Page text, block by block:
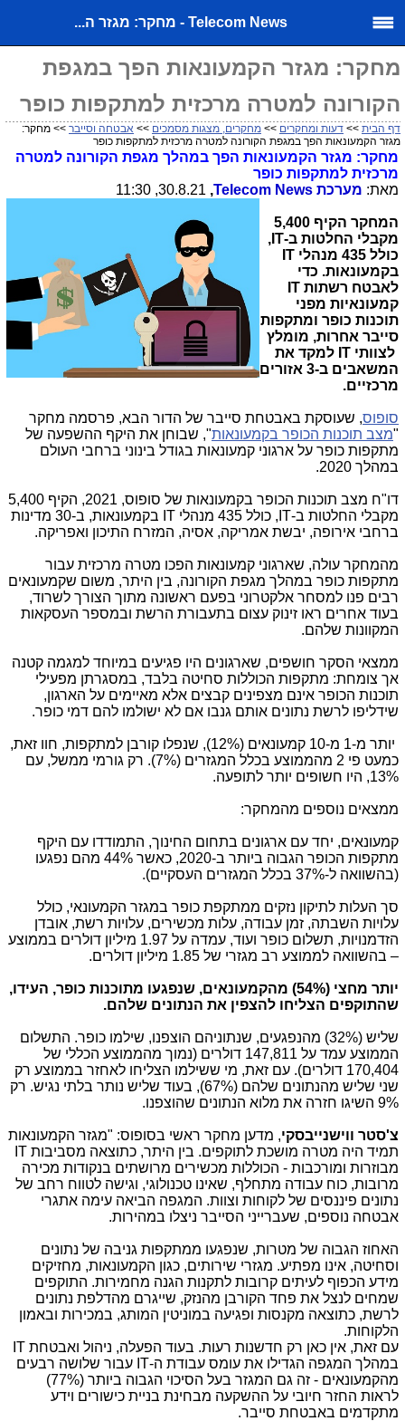
Telecom News - מחקר: מגזר ה...
מחקר: מגזר הקמעונאות הפך במגפת
הקורונה למטרה מרכזית למתקפות כופר
דף הבית >> דעות ומחקרים >> מחקרים, מצגות מסמכים >> אבטחה וסייבר >> מחקר:
מגזר הקמעונאות הפך במגפת הקורונה למטרה מרכזית למתקפות כופר
מחקר: מגזר הקמעונאות הפך במהלך מגפת הקורונה למטרה
מרכזית למתקפות כופר
מאת: מערכת Telecom News
,
המחקר הקיף 5,400
מקבלי החלטות ב-IT
,
כולל 435 מנהלי
IT
בקמעונאות. כדי
לאבטח רשתות IT
קמעונאיות מפני
תוכנות כופר ומתקפות
סייבר אחרות, מומלץ
לצוותי IT למקד את
המשאבים ב-3 אזורים
מרכזיים.
סופוס, שעוסקת באבטחת סייבר של הדור הבא, פרסמה מחקר
"מצב תוכנות הכופר בקמעונאות", שבוחן את היקף ההשפעה של
מתקפות כופר על ארגוני קמעונאות בגודל בינוני ברחבי העולם
במהלך 2020.
דו"ח מצב תוכנות הכופר בקמעונאות של סופוס, 2021, הקיף 5,400
מקבלי החלטות ב-IT , כולל 435 מנהלי IT
בקמעונאות, ב-30 מדינות
ברחבי אירופה, יבשת אמריקה, אסיה, המזרח התיכון ואפריקה.
מהמחקר עולה, שארגוני קמעונאות הפכו מטרה מרכזית עבור
מתקפות כופר במהלך מגפת הקורונה, בין היתר, משום שקמעונאים
רבים פנו למסחר אלקטרוני בפעם ראשונה מתוך הצורך לשרוד,
בעוד אחרים ראו זינוק עצום בתעבורת הרשת ובמספר העסקאות
המקוונות שלהם.
ממצאי הסקר חושפים, שארגונים היו פגיעים במיוחד למגמה קטנה
אך צומחת: מתקפות הכוללות סחיטה בלבד, במסגרתן מפעילי
תוכנות הכופר אינם מצפינים קבצים אלא מאיימים על הארגון,
שידליפו לרשת נתונים אותם גנבו אם לא ישולמו להם דמי כופר.
יותר מ-1 מ-10 קמעונאים (12%), שנפלו קורבן למתקפות, חוו זאת,
כמעט פי 2 מהממוצע בכלל המגזרים (7%). רק גורמי ממשל, עם
13%, היו חשופים יותר לתופעה.
ממצאים נוספים מהמחקר:
קמעונאים, יחד עם ארגונים בתחום החינוך, התמודדו עם היקף
מתקפות הכופר הגבוה ביותר ב-2020, כאשר 44% מהם נפגעו
(בהשוואה ל-37% בכלל המגזרים העסקיים).
סך העלות לתיקון נזקים ממתקפת כופר במגזר הקמעונאי, כולל
עלויות השבתה, זמן עבודה, עלות מכשירים, עלויות רשת, אובדן
הזדמנויות, תשלום כופר ועוד, עמדה על 1.97 מיליון דולרים בממוצע
– בהשוואה לממוצע רב מגזרי של 1.85 מיליון דולרים.
יותר מחצי (54%) מהקמעונאים, שנפגעו מתוכנות כופר, העידו,
שהתוקפים הצליחו להצפין את הנתונים שלהם.
שליש (32%) מהנפגעים, שנתוניהם הוצפנו, שילמו כופר. התשלום
הממוצע עמד על 147,811 דולרים (נמוך מהממוצע הכללי של
170,404 דולרים). עם זאת, מי ששילמו הצליחו לאחזר בממוצע רק
שני שליש מהנתונים שלהם (67%), בעוד שליש נותר בלתי נגיש. רק
9% השיגו חזרה את מלוא הנתונים שהוצפנו.
צ'סטר ווישנייבסקי, מדען מחקר ראשי בסופוס: "מגזר הקמעונאות
תמיד היה מטרה מושכת לתוקפים. בין היתר, כתוצאה מסביבות IT
מבוזרות ומורכבות - הכוללות מכשירים מרושתים בנקודות מכירה
מרובות, כוח עבודה מתחלף, שאינו טכנולוגי, וגישה לטווח רחב של
נתונים פיננסים של לקוחות וצוות. המגפה הביאה עימה אתגרי
אבטחה נוספים, שעברייני הסייבר ניצלו במהירות.
האחוז הגבוה של מטרות, שנפגעו ממתקפות גניבה של נתונים
וסחיטה, אינו מפתיע. מגזרי שירותים, כגון הקמעונאות, מחזיקים
מידע הכפוף לעיתים קרובות לתקנות הגנה מחמירות. התוקפים
שמחים לנצל את פחד הקורבן מהנזק, שייגרם מהדלפת נתונים
לרשת, כתוצאה מקנסות ופגיעה במוניטין המותג, במכירות ובאמון
הלקוחות.
עם זאת, אין כאן רק חדשנות רעות. בעוד הפעלה, ניהול ואבטחת IT
במהלך המגפה הגדילו את עומס עבודת ה-IT עבור שלושה רבעים
מהקמעונאים - זה גם המגזר בעל הסיכוי הגבוה ביותר (77%)
לראות החזר חיובי על ההשקעה מבחינת בניית כישורים וידע
מתקדמים באבטחת סייבר.